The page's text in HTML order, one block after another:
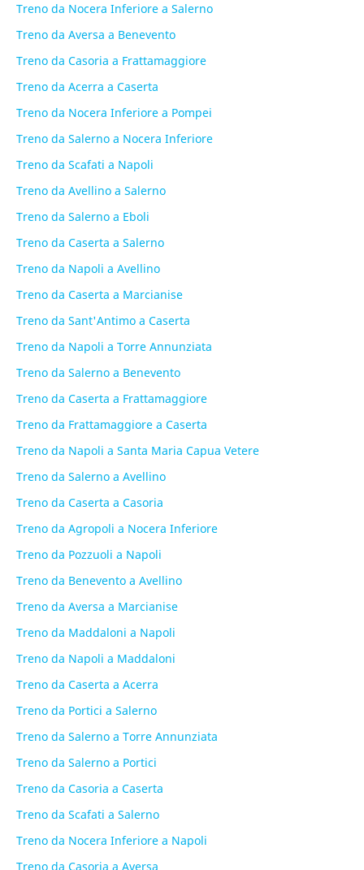
Treno da Nocera Inferiore a Salerno
Treno da Aversa a Benevento
Treno da Casoria a Frattamaggiore
Treno da Acerra a Caserta
Treno da Nocera Inferiore a Pompei
Treno da Salerno a Nocera Inferiore
Treno da Scafati a Napoli
Treno da Avellino a Salerno
Treno da Salerno a Eboli
Treno da Caserta a Salerno
Treno da Napoli a Avellino
Treno da Caserta a Marcianise
Treno da Sant'Antimo a Caserta
Treno da Napoli a Torre Annunziata
Treno da Salerno a Benevento
Treno da Caserta a Frattamaggiore
Treno da Frattamaggiore a Caserta
Treno da Napoli a Santa Maria Capua Vetere
Treno da Salerno a Avellino
Treno da Caserta a Casoria
Treno da Agropoli a Nocera Inferiore
Treno da Pozzuoli a Napoli
Treno da Benevento a Avellino
Treno da Aversa a Marcianise
Treno da Maddaloni a Napoli
Treno da Napoli a Maddaloni
Treno da Caserta a Acerra
Treno da Portici a Salerno
Treno da Salerno a Torre Annunziata
Treno da Salerno a Portici
Treno da Casoria a Caserta
Treno da Scafati a Salerno
Treno da Nocera Inferiore a Napoli
Treno da Casoria a Aversa